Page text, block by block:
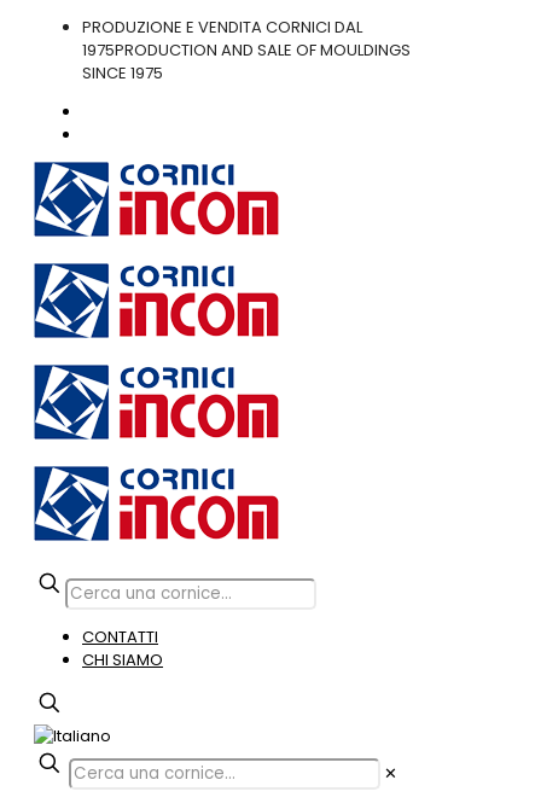
PRODUZIONE E VENDITA CORNICI DAL
1975PRODUCTION AND SALE OF MOULDINGS
SINCE 1975
CONTATTI
CHI SIAMO
✕